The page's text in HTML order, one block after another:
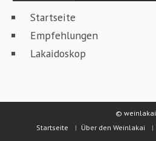
Startseite
Empfehlungen
Lakaidoskop
© weinlakai
Startseite
Über den Weinlakai